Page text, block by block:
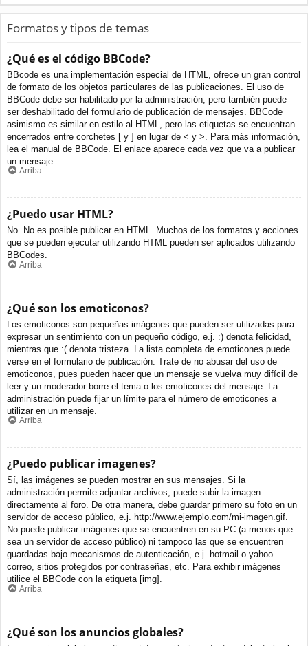
Formatos y tipos de temas
¿Qué es el código BBCode?
BBcode es una implementación especial de HTML, ofrece un gran control
de formato de los objetos particulares de las publicaciones. El uso de
BBCode debe ser habilitado por la administración, pero también puede
ser deshabilitado del formulario de publicación de mensajes. BBCode
asimismo es similar en estilo al HTML, pero las etiquetas se encuentran
encerrados entre corchetes [ y ] en lugar de < y >. Para más información,
lea el manual de BBCode. El enlace aparece cada vez que va a publicar
un mensaje.
Arriba
¿Puedo usar HTML?
No. No es posible publicar en HTML. Muchos de los formatos y acciones
que se pueden ejecutar utilizando HTML pueden ser aplicados utilizando
BBCodes.
Arriba
¿Qué son los emoticonos?
Los emoticonos son pequeñas imágenes que pueden ser utilizadas para
expresar un sentimiento con un pequeño código, e.j. :) denota felicidad,
mientras que :( denota tristeza. La lista completa de emoticones puede
verse en el formulario de publicación. Trate de no abusar del uso de
emoticonos, pues pueden hacer que un mensaje se vuelva muy difícil de
leer y un moderador borre el tema o los emoticones del mensaje. La
administración puede fijar un límite para el número de emoticones a
utilizar en un mensaje.
Arriba
¿Puedo publicar imagenes?
Sí, las imágenes se pueden mostrar en sus mensajes. Si la
administración permite adjuntar archivos, puede subir la imagen
directamente al foro. De otra manera, debe guardar primero su foto en un
servidor de acceso público, e.j. http://www.ejemplo.com/mi-imagen.gif.
No puede publicar imágenes que se encuentren en su PC (a menos que
sea un servidor de acceso público) ni tampoco las que se encuentren
guardadas bajo mecanismos de autenticación, e.j. hotmail o yahoo
correo, sitios protegidos por contraseñas, etc. Para exhibir imágenes
utilice el BBCode con la etiqueta [img].
Arriba
¿Qué son los anuncios globales?